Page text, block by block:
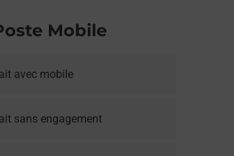
Mobile
avec mobile
sans engagement